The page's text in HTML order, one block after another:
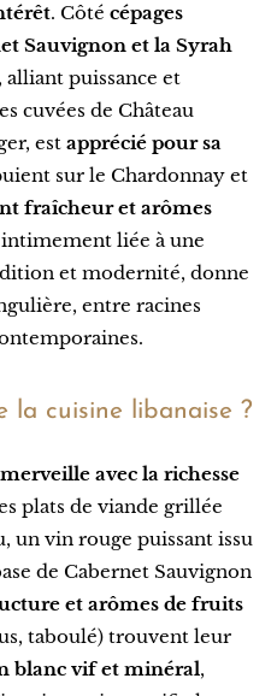
. Côté cépages
Sauvignon et la Syrah
alliant puissance et
cuvées de Château
est apprécié pour sa
sur le Chardonnay et
fraîcheur et arômes
liée à une
et modernité, donne
entre racines
la cuisine libanaise ?
merveille avec la richesse
plats de viande grillée
un vin rouge puissant issu
de Cabernet Sauvignon
et arômes de fruits
taboulé) trouvent leur
blanc vif et minéral,